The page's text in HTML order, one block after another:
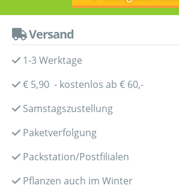
Versand
1-3 Werktage
€ 5,90 - kostenlos ab € 60,-
Samstagszustellung
Paketverfolgung
Packstation/Postfilialen
Pflanzen auch im Winter